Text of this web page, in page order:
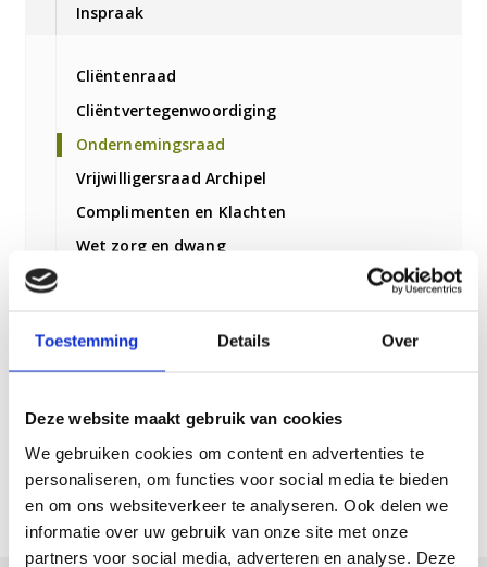
Toestemming Details Over
Deze website maakt gebruik van cookies
We gebruiken cookies om content en advertenties te
personaliseren, om functies voor social media te bieden
en om ons websiteverkeer te analyseren. Ook delen we
informatie over uw gebruik van onze site met onze
partners voor social media, adverteren en analyse. Deze
Inspraak
Cliëntenraad
Cliëntvertegenwoordiging
Ondernemingsraad
Vrijwilligersraad Archipel
Complimenten en Klachten
Wet zorg en dwang
Verantwoording
Vrienden van Archipel
Complimenten en klachten
Zorg- en dienstverleningsoverzichten
Contractering zorgverzekeraars